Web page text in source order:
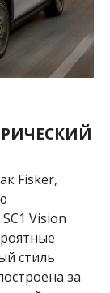
Fisker,
Vision
стиль
за